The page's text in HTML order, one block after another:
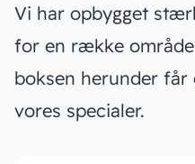
Vi har opbygget
for en række
boksen herunder
vores specialer.